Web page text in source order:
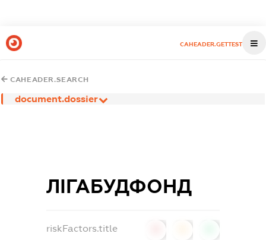
CAHEADER.GETTEST
CAHEADER.SEARCH
document.dossier
ЛІГАБУДФОНД
riskFactors.title